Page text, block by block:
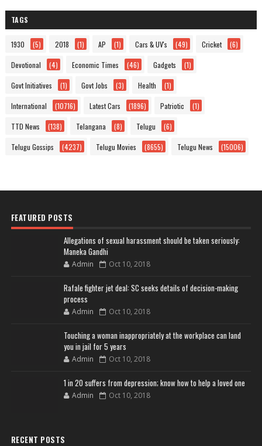
TAGS
1930 (5) 2018 (1) AP (1) Cars & UV's (49) Cricket (6)
Devotional (4) Economic Times (46) Gadgets (1)
Govt Initiatives (1) Govt Jobs (3) Health (1)
International (10716) Latest Cars (1896) Patriotic (1)
TTD News (138) Telangana (8) Telugu (6)
Telugu Gossips (4237) Telugu Movies (8655) Telugu News (15006)
FEATURED POSTS
Allegations of sexual harassment should be taken seriously:
Maneka Gandhi
Admin Oct 10, 2018
Rafale fighter jet deal: SC seeks details of decision-making
process
Admin Oct 10, 2018
Touching a woman inappropriately at the workplace can land
you in jail for 5 years
Admin Oct 10, 2018
1 in 20 suffers from depression; know how to help a loved one
Admin Oct 10, 2018
RECENT POSTS